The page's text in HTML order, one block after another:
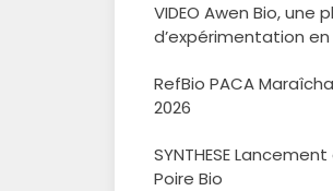
VIDEO Awen Bio, une
d’expérimentation
RefBio PACA
2026
SYNTHESE
Poire Bio